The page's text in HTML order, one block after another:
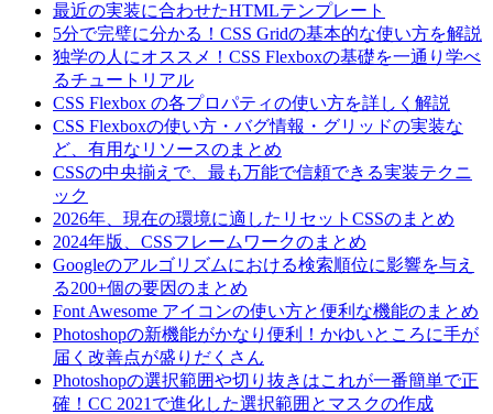
最近の実装に合わせたHTMLテンプレート
5分で完璧に分かる！CSS Gridの基本的な使い方を解説
独学の人にオススメ！CSS Flexboxの基礎を一通り学べ
るチュートリアル
CSS Flexbox の各プロパティの使い方を詳しく解説
CSS Flexboxの使い方・バグ情報・グリッドの実装な
ど、有用なリソースのまとめ
CSSの中央揃えで、最も万能で信頼できる実装テクニ
ック
2026年、現在の環境に適したリセットCSSのまとめ
2024年版、CSSフレームワークのまとめ
Googleのアルゴリズムにおける検索順位に影響を与え
る200+個の要因のまとめ
Font Awesome アイコンの使い方と便利な機能のまとめ
Photoshopの新機能がかなり便利！かゆいところに手が
届く改善点が盛りだくさん
Photoshopの選択範囲や切り抜きはこれが一番簡単で正
確！CC 2021で進化した選択範囲とマスクの作成